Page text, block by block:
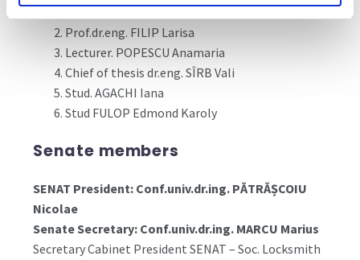
Prof.dr.eng. FILIP Larisa
Lecturer. POPESCU Anamaria
Chief of thesis dr.eng. SÎRB Vali
Stud. AGACHI Iana
Stud FULOP Edmond Karoly
Senate members
SENAT President: Conf.univ.dr.ing. PĂTRĂȘCOIU
Nicolae
Senate Secretary: Conf.univ.dr.ing. MARCU Marius
Secretary Cabinet President SENAT – Soc. Locksmith